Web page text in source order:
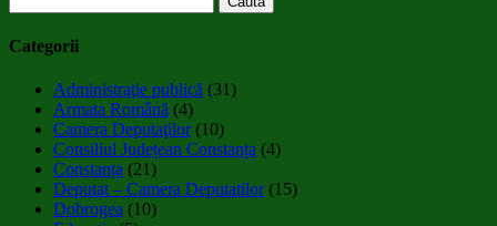
după:
Categorii
Administraţie publică (31)
Armata Română (4)
Camera Deputaţilor(10)
Consiliul Județean Constanța (4)
Constanța (21)
Deputat – Camera Deputatilor(15)
Dobrogea (10)